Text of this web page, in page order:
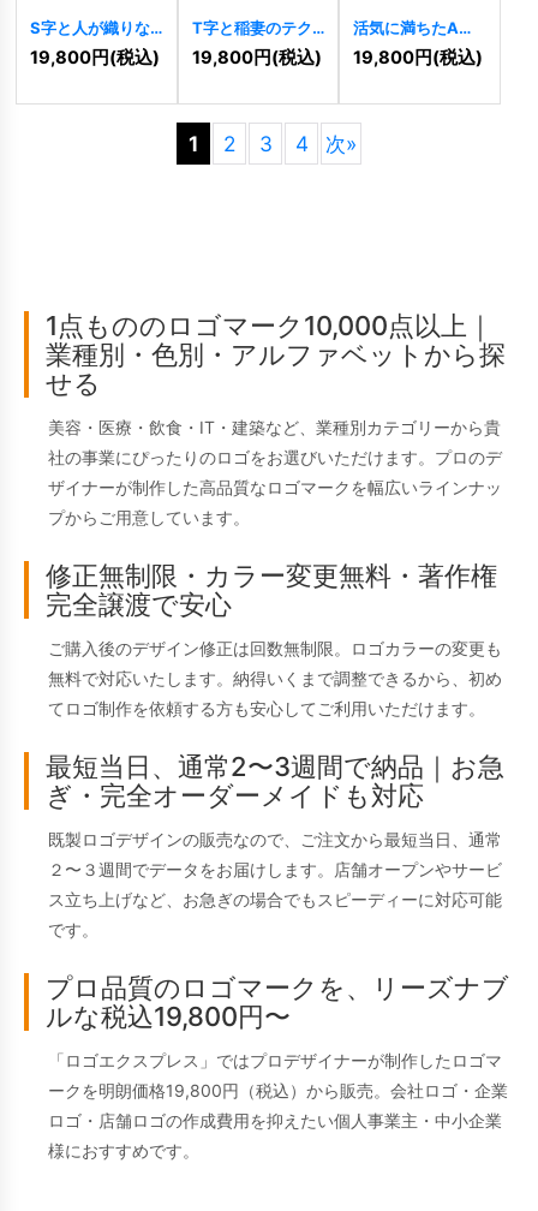
S字と人が織りな
す協力と成長のロ
ゴ [ 10493]
19,800円(税込)
T字と稲妻のテク
ノロジーロゴ
10492]
19,800円(税込)
活気に満ちたAの
ロゴ[10487]
19,800円(税込)
1 2 3 4 次»
1点もののロゴマーク10,000点以上｜
業種別・色別・アルファベットから探
せる
美容・医療・飲食・IT・建築など、業種別カテゴリーから貴
社の事業にぴったりのロゴをお選びいただけます。プロのデ
ザイナーが制作した高品質なロゴマークを幅広いラインナッ
プからご用意しています。
修正無制限・カラー変更無料・著作権
完全譲渡で安心
ご購入後のデザイン修正は回数無制限。ロゴカラーの変更も
無料で対応いたします。納得いくまで調整できるから、初め
てロゴ制作を依頼する方も安心してご利用いただけます。
最短当日、通常2〜3週間で納品｜お急
ぎ・完全オーダーメイドも対応
既製ロゴデザインの販売なので、ご注文から最短当日、通常
２〜３週間でデータをお届けします。店舗オープンやサービ
ス立ち上げなど、お急ぎの場合でもスピーディーに対応可能
です。
プロ品質のロゴマークを、リーズナブ
ルな税込19,800円〜
「ロゴエクスプレス」ではプロデザイナーが制作したロゴマ
ークを明朗価格19,800円（税込）から販売。会社ロゴ・企業
ロゴ・店舗ロゴの作成費用を抑えたい個人事業主・中小企業
様におすすめです。